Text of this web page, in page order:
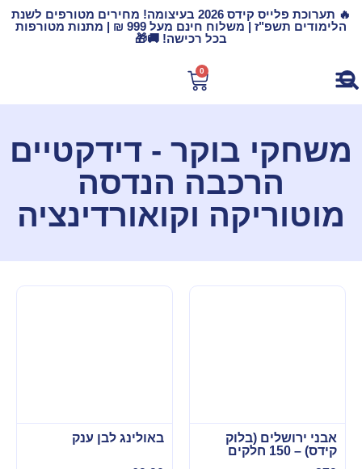
🔥 תערוכת פלייס קידס 2026 בעיצומה! מחירים מטורפים לשנת
הלימודים תשפ"ז | משלוח חינם מעל 999 ₪ | מתנות מטורפות
בכל רכישה! 🚚🎁
0
משחקי בוקר - דידקטיים
הרכבה הנדסה
מוטוריקה וקואורדינציה
אבני ירושלים (בלוק
קידס) – 150 חלקים
באולינג לבן ענק